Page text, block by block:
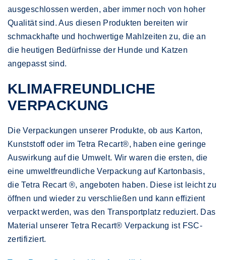
ausgeschlossen werden, aber immer noch von hoher
Qualität sind. Aus diesen Produkten bereiten wir
schmackhafte und hochwertige Mahlzeiten zu, die an
die heutigen Bedürfnisse der Hunde und Katzen
angepasst sind.
KLIMAFREUNDLICHE
VERPACKUNG
Die Verpackungen unserer Produkte, ob aus Karton,
Kunststoff oder im Tetra Recart®, haben eine geringe
Auswirkung auf die Umwelt. Wir waren die ersten, die
eine umweltfreundliche Verpackung auf Kartonbasis,
die Tetra Recart ®, angeboten haben. Diese ist leicht zu
öffnen und wieder zu verschließen und kann effizient
verpackt werden, was den Transportplatz reduziert. Das
Material unserer Tetra Recart® Verpackung ist FSC-
zertifiziert.